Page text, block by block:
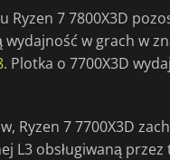
Ryzen 7 7800X3D
wydajność w grach w
. Plotka o 7700X3D
Ryzen 7 7700X3D
L3 obsługiwaną